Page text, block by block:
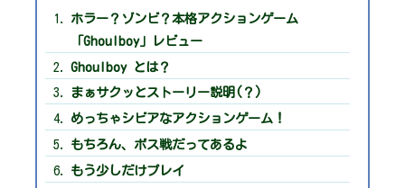
ホラー？ゾンビ？本格アクションゲーム
「Ghoulboy」レビュー
Ghoulboy とは？
まぁサクッとストーリー説明(？)
めっちゃシビアなアクションゲーム！
もちろん、ボス戦だってあるよ
もう少しだけプレイ